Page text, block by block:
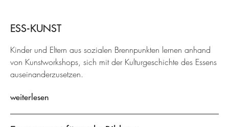
ESS-KUNST
Kinder und Eltern aus sozialen Brennpunkten lernen anhand
von Kunstworkshops, sich mit der Kulturgeschichte des Essens
auseinanderzusetzen.
weiterlesen